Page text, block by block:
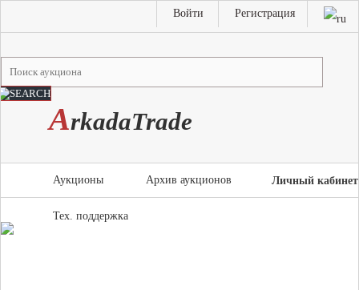
Войти Регистрация
ArkadaTrade
Личный кабинет
Аукционы Архив аукционов
Тех. поддержка